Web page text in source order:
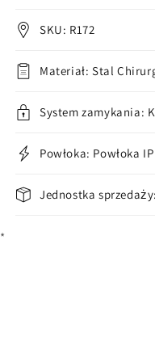
złoty
bead
bead
SKU: R172
Materiał: Stal
System zamykania:
Powłoka: Powłoka
Jednostka
*